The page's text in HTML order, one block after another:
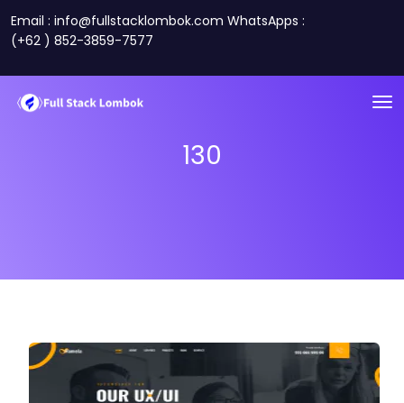
Email : info@fullstacklombok.com WhatsApps :
(+62 ) 852-3859-7577
130